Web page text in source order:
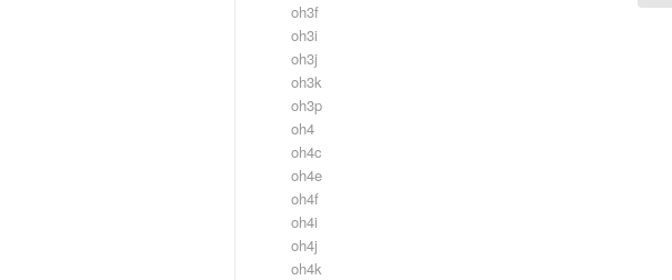
oh3f
oh3i
oh3j
oh3k
oh3p
oh4
oh4c
oh4e
oh4f
oh4i
oh4j
oh4k